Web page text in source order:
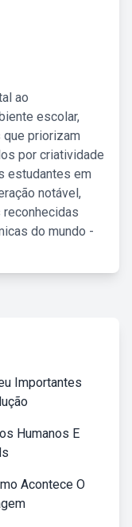
ao
escolar,
priorizam
por criatividade
estudantes em
notável,
do mundo -
Importantes
Humanos E
Acontece O